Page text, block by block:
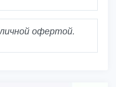
офертой.